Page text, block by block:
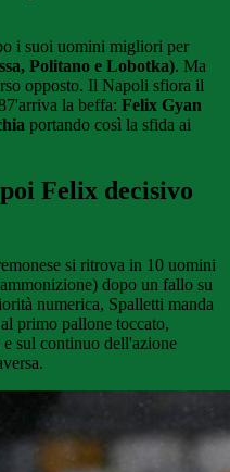
i suoi uomini migliori per
Politano e Lobotka). Ma
opposto. Il Napoli sfiora il
la beffa: Felix Gyan
portando così la sfida ai
Felix decisivo
si ritrova in 10 uomini
dopo un fallo su
numerica, Spalletti manda
primo pallone toccato,
sul continuo dell'azione